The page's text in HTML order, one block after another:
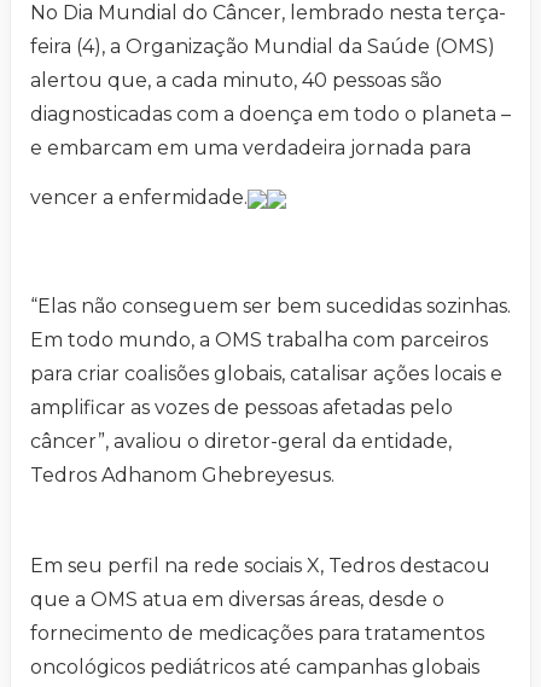
No Dia Mundial do Câncer, lembrado nesta terça-
feira (4), a Organização Mundial da Saúde (OMS)
alertou que, a cada minuto, 40 pessoas são
diagnosticadas com a doença em todo o planeta –
e embarcam em uma verdadeira jornada para
vencer a enfermidade.
“Elas não conseguem ser bem sucedidas sozinhas.
Em todo mundo, a OMS trabalha com parceiros
para criar coalisões globais, catalisar ações locais e
amplificar as vozes de pessoas afetadas pelo
câncer”, avaliou o diretor-geral da entidade,
Tedros Adhanom Ghebreyesus.
Em seu perfil na rede sociais X, Tedros destacou
que a OMS atua em diversas áreas, desde o
fornecimento de medicações para tratamentos
oncológicos pediátricos até campanhas globais